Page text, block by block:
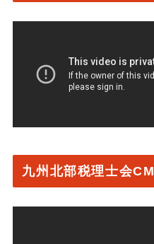
九州北部税理士会CM